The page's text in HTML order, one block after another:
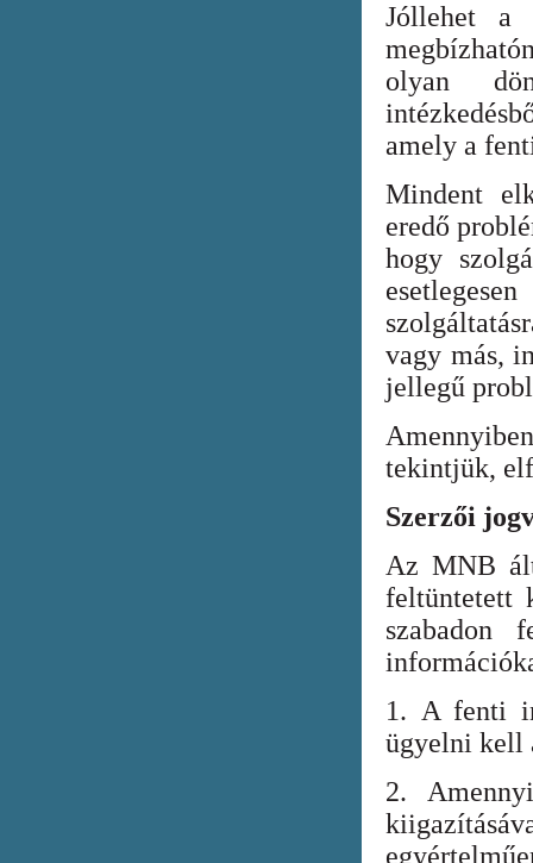
Jóllehet a
olyan
amely a
Mindent
eredő
hogy
vagy más,
jellegű
tekintjük,
Szerzői
Az MNB
feltüntetett
szabadon
1. A fenti
ügyelni kell
2.